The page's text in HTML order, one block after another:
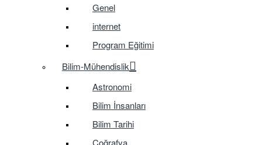
Genel
internet
Program Eğitimi
Bilim-Mühendislik
Astronomi
Bilim İnsanları
Bilim Tarihi
Coğrafya